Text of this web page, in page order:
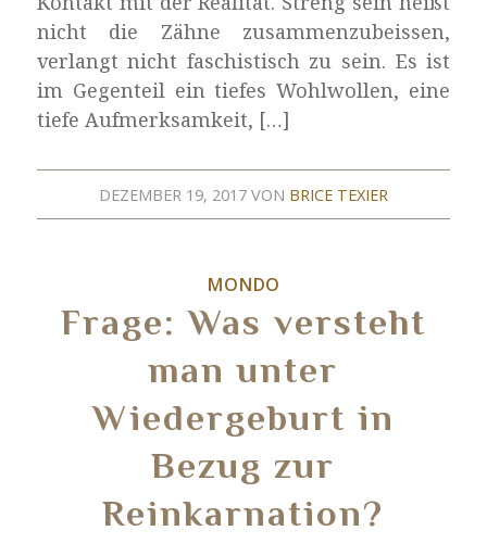
nicht die Zähne zusammenzubeissen,
verlangt nicht faschistisch zu sein. Es ist
im Gegenteil ein tiefes Wohlwollen, eine
tiefe Aufmerksamkeit, […]
DEZEMBER 19, 2017 VON BRICE TEXIER
MONDO
Frage: Was versteht
man unter
Wiedergeburt in
Bezug zur
Reinkarnation?